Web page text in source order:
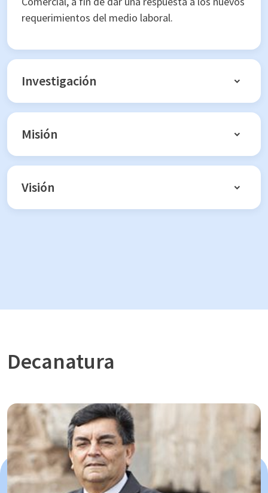
requerimientos del medio laboral.
Investigación
Misión
Visión
Decanatura